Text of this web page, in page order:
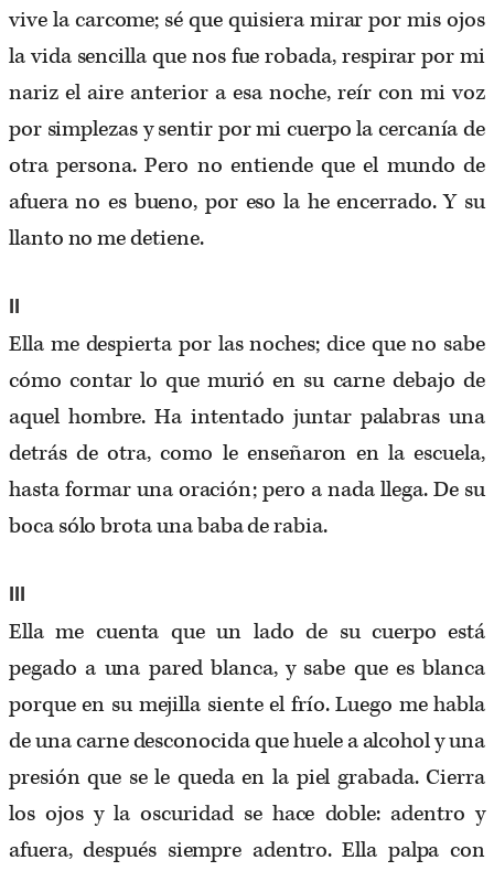
vive la carcome; sé que quisiera mirar por mis ojos
la vida sencilla que nos fue robada, respirar por mi
nariz el aire anterior a esa noche, reír con mi voz
por simplezas y sentir por mi cuerpo la cercanía de
otra persona. Pero no entiende que el mundo de
afuera no es bueno, por eso la he encerrado. Y su
llanto no me detiene.
Ella me despierta por las noches; dice que no sabe
cómo contar lo que murió en su carne debajo de
aquel hombre. Ha intentado juntar palabras una
detrás de otra, como le enseñaron en la escuela,
hasta formar una oración; pero a nada llega. De su
boca sólo brota una baba de rabia.
Ella me cuenta que un lado de su cuerpo está
pegado a una pared blanca, y sabe que es blanca
porque en su mejilla siente el frío. Luego me habla
de una carne desconocida que huele a alcohol y una
presión que se le queda en la piel grabada. Cierra
los ojos y la oscuridad se hace doble: adentro y
afuera, después siempre adentro. Ella palpa con